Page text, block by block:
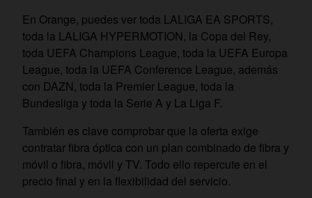
En Orange, puedes ver toda LALIGA EA SPORTS,
toda la LALIGA HYPERMOTION, la Copa del Rey,
toda UEFA Champions League, toda la UEFA Europa
League, toda la UEFA Conference League, además
con DAZN, toda la Premier League, toda la
Bundesliga y toda la Serie A y La Liga F.
También es clave comprobar que la oferta exige
contratar fibra óptica con un plan combinado de fibra y
móvil o fibra, móvil y TV. Todo ello repercute en el
precio final y en la flexibilidad del servicio.